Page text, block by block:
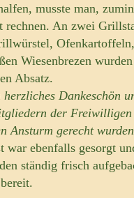
musste man,
rechnen. An zwei
Wiesenbrezen
Absatz.
Dankeschön
der Freiwilligen
Ansturm gerecht
war ebenfalls gesorgt
ständig frisch